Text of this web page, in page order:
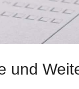
und